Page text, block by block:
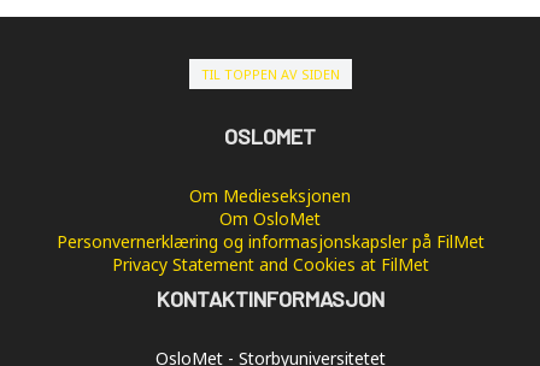
TIL TOPPEN AV SIDEN
OSLOMET
Om Medieseksjonen
Om OsloMet
Personvernerklæring og informasjonskapsler på FilMet
Privacy Statement and Cookies at FilMet
KONTAKTINFORMASJON
OsloMet - Storbyuniversitetet